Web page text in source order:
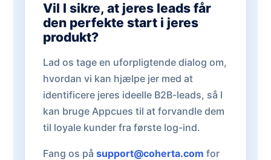
Vil I sikre, at jeres leads får
den perfekte start i jeres
produkt?
Lad os tage en uforpligtende dialog om,
hvordan vi kan hjælpe jer med at
identificere jeres ideelle B2B-leads, så I
kan bruge Appcues til at forvandle dem
til loyale kunder fra første log-ind.
Fang os på support@coherta.com for